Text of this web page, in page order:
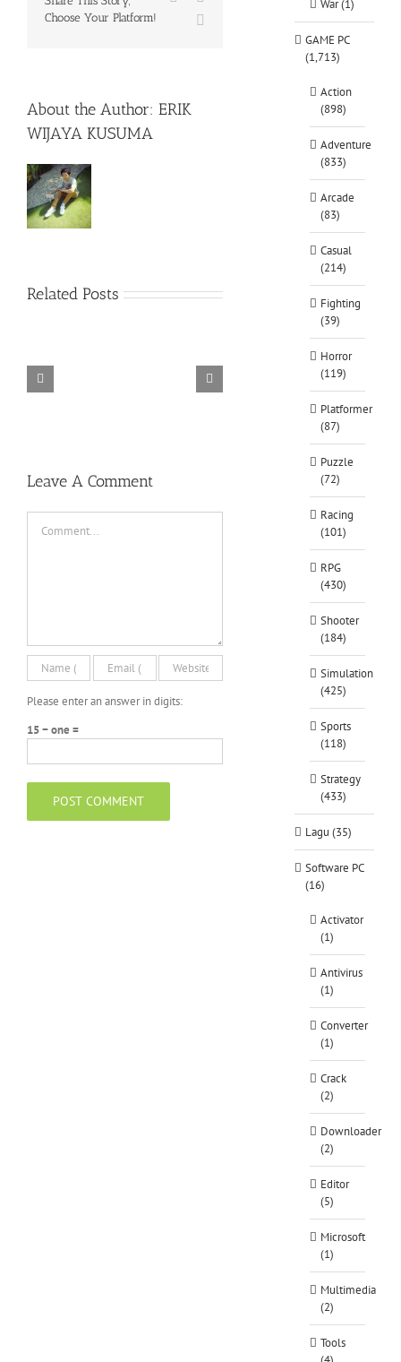
Choose Your Platform!
About the Author: ERIK
WIJAYA KUSUMA
Related Posts
TORINTO-DARKZER0
Leave A Comment
Please enter an answer in digits:
15 − one =
War (1)
GAME PC
(1,713)
Action
(898)
Adventure
(833)
Arcade
(83)
Casual
(214)
Fighting
(39)
Horror
(119)
Platformer
(87)
Puzzle
(72)
Racing
(101)
RPG
(430)
Shooter
(184)
Simulation
(425)
Sports
(118)
Strategy
(433)
Lagu (35)
Software PC
(16)
Activator
(1)
Antivirus
(1)
Converter
(1)
Crack
(2)
Downloader
(2)
Editor
(5)
Microsoft
(1)
Multimedia
(2)
Tools